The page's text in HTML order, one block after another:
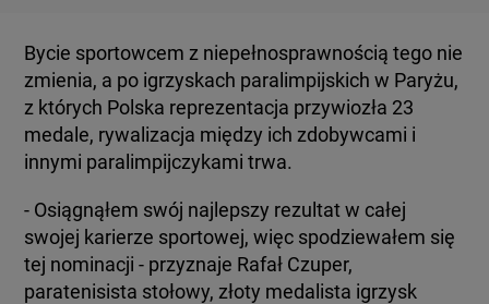
Bycie sportowcem z niepełnosprawnością tego nie
zmienia, a po igrzyskach paralimpijskich w Paryżu,
z których Polska reprezentacja przywiozła 23
medale, rywalizacja między ich zdobywcami i
innymi paralimpijczykami trwa.
- Osiągnąłem swój najlepszy rezultat w całej
swojej karierze sportowej, więc spodziewałem się
tej nominacji - przyznaje Rafał Czuper,
paratenisista stołowy, złoty medalista igrzysk